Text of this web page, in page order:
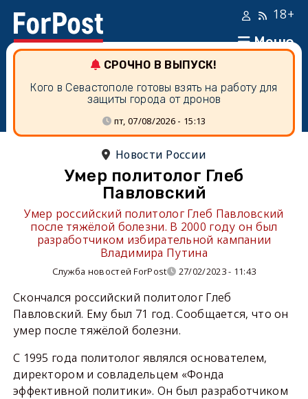
Меню
18+
СРОЧНО В ВЫПУСК!
Кого в Севастополе готовы взять на работу для
защиты города от дронов
пт, 07/08/2026 - 15:13
Новости России
Умер политолог Глеб
Павловский
Умер российский политолог Глеб Павловский
после тяжёлой болезни. В 2000 году он был
разработчиком избирательной кампании
Владимира Путина
Служба новостей ForPost 27/02/2023 - 11:43
Скончался российский политолог Глеб
Павловский. Ему был 71 год. Сообщается, что он
умер после тяжёлой болезни.
С 1995 года политолог являлся основателем,
директором и совладельцем «Фонда
эффективной политики». Он был разработчиком